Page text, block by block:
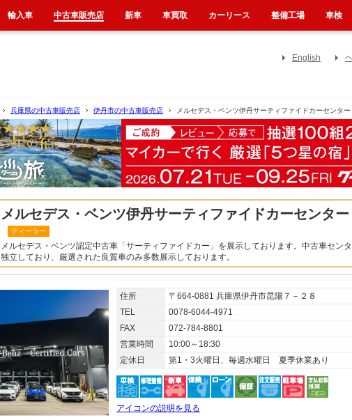
English
兵庫県の中古車販売店 伊丹市の中古車販売店 メルセデス・ベンツ伊丹サーティファイドカーセンター
メルセデス・ベンツ伊丹サーティファイドカーセンター
ディーラー
メルセデス・ベンツ認定中古車「サーティファイドカー」を展示しております。中古車セン
独立しており、厳選された良質車のみ多数展示しております。
住所
〒664-0881 兵庫県伊丹市昆陽７－２８
TEL
0078-6044-4971
FAX
072-784-8801
営業時間
10:00～18:30
定休日
第1・3火曜日、毎週水曜日 夏季休業あり
アイコンの説明を見る
輸入車 中古車販売店 新車 車買取 カーリース 整備工場 車検